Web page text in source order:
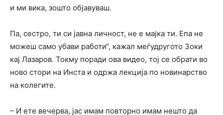
и ми вика, зошто објавуваш.
Па, сестро, ти си јавна личност, не е мајка ти. Епа не
можеш само убави работи“, кажал меѓудругото Зоки
кај Лазаров. Токму поради ова видео, тој се обрати во
ново стори на Инста и одржа лекција по новинарство
на колегите.
– И ете вечерва, јас имам повторно имам нешто да